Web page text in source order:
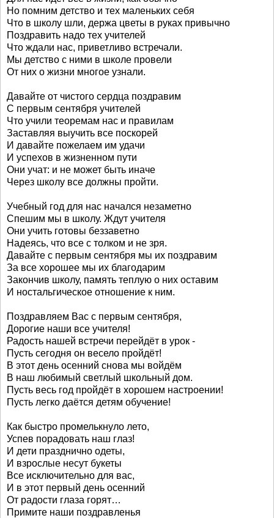
Но помним детство и тех маленьких себя
Что в школу шли, держа цветы в руках привычно
Поздравить надо тех учителей
Что ждали нас, приветливо встречали.
Мы детство с ними в школе провели
От них о жизни многое узнали.
Давайте от чистого сердца поздравим
С первым сентября учителей
Что учили теоремам нас и правилам
Заставляя выучить все поскорей
И давайте пожелаем им удачи
И успехов в жизненном пути
Они учат: и не может быть иначе
Через школу все должны пройти.
Учебный год для нас начался незаметно
Спешим мы в школу. Ждут учителя
Они учить готовы беззаветно
Надеясь, что все с толком и не зря.
Давайте с первым сентября мы их поздравим
За все хорошее мы их благодарим
Закончив школу, память теплую о них оставим
И ностальгическое отношение к ним.
Поздравляем Вас с первым сентября,
Дорогие наши все учителя!
Радость нашей встречи перейдёт в урок -
Пусть сегодня он весело пройдёт!
В этот день осенний снова мы войдём
В наш любимый светлый школьный дом.
Пусть весь год пройдёт в хорошем настроении!
Пусть легко даётся детям обучение!
Как быстро промелькнуло лето,
Успев порадовать наш глаз!
И дети празднично одеты,
И взрослые несут букеты
Все исключительно для вас,
И в этот первый день осенний
От радости глаза горят…
Примите наши поздравленья